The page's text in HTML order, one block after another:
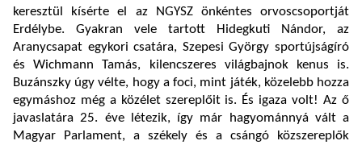
keresztül kísérte el az NGYSZ önkéntes orvoscsoportját
Erdélybe. Gyakran vele tartott Hidegkuti Nándor, az
Aranycsapat egykori csatára, Szepesi György sportújságíró
és Wichmann Tamás, kilencszeres világbajnok kenus is.
Buzánszky úgy vélte, hogy a foci, mint játék, közelebb hozza
egymáshoz még a közélet szereplőit is. És igaza volt! Az ő
javaslatára 25. éve létezik, így már hagyománnyá vált a
Magyar Parlament, a székely és a csángó közszereplők